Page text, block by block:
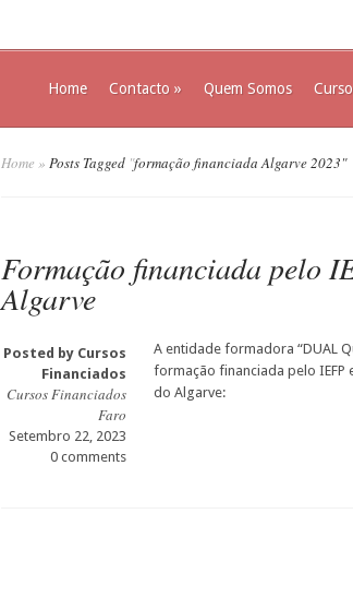
Home Contacto » Quem Somos
Home » Posts Tagged "formação financiada Algarve 2023"
Formação financiada pelo
Algarve
Posted by Cursos
Financiados
Cursos Financiados
Faro
Setembro 22, 2023
0 comments
A entidade formadora “DUAL
formação financiada pelo IEFP
do Algarve: